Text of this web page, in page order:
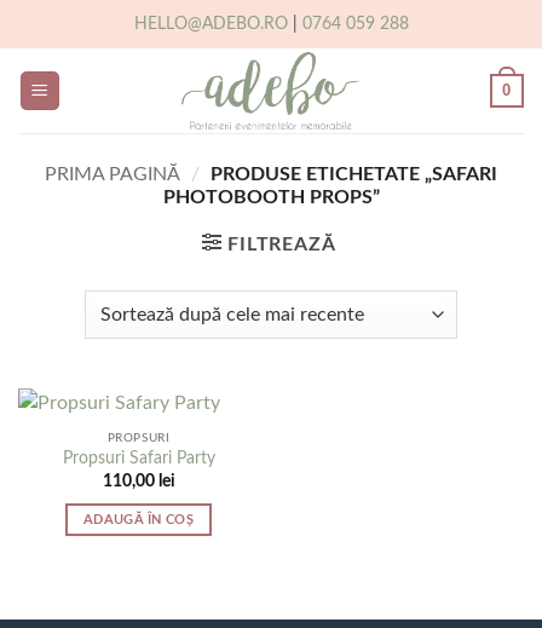
content
HELLO@ADEBO.RO| 0764 059 288
0
PRIMA PAGINĂ /
PRODUSE ETICHETATE „SAFARI
PHOTOBOOTH PROPS”
FILTREAZĂ
PROPSURI
Propsuri Safari Party
110,00 lei
ADAUGĂ ÎN COȘ